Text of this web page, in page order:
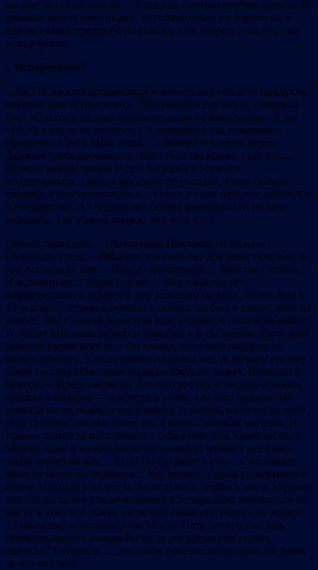
он уже читал по слогам, – и писала, сколько штучек купить. И
ребенок шел за покупками. Но обязательно он приносил в
одном кульке продукты по списку, а во втором – то, что уже
испорченное.
– Испорченное?
– Да. Он просил продавщицу взвесить ему еще и те продукты,
которые уже испортились. Продавщица его знала, говорила
ему: «Олесику, це вже зіпсоване, воно на викидання». А он:
«Ні-ні, я вас дуже прошу», – и пальчиком так показывал,
привычка у него была такая, – «Зважуйте і гроші беріть.
Державі треба допомагати. Ще хтось так візьме, і ще хтось –
державі менше шкоди буде». Бабушка в этом его
поддерживала – мол, в магазине не угадали, взяли больше
овощей, а они испортились… Олесь в свои пять лет заботился
о государстве. А государство сейчас фамилию его не хочет
называть. Так у меня вопрос: кто есть кто?
Сейчас такие дни… (Валентина Павловна не может
сдержать слезы – Ред.) Все эти пять лет для меня тяжелые, но
эти последние дни… Перед годовщиной… Мне так сложно…
Я вспоминаю… Один случай… Как я приехала с
командировки и привезла ему кожаный пиджак. Олесь был в
10-м классе. Утром я пришла с поезда, он был в школе, муж на
работе. Мы с мамой повесили этот пиджак, я пошла на работу.
А потом мне мама звонит и говорит: «А ты знаешь, Валя, наш
ребенок умнее всех нас. Он сказал, что такой подарок не
может принять. У отца такого пиджака нет. А почему это ему
такой пиджак? Он такой подарок взять не может. Померил и
повесил». Представляете? Его потом отец уговорил принять
пиджак в подарок – за успехи в учебе. Он взял пиджак. Но
никогда он не надевал его в школу. А потом, когда он на него
стал тесноват, он сам отнес его в комиссионный магазин. И
принес домой за него деньги – отдал нам. Вот какой он был.
Может, даже и нужно было так природе, чтобы у него был
такой короткий век… Если бы сохранить его… Счастливее
меня не было бы человека… Но, видите, судьба складывается
иначе. Никогда я не могла бы подумать, чтобы у нас в Украине
вот так ни за что убили человека и теперь даже признаться не
могут в том, что убили ни за что! Даже признаться не хотят!
13 июля ему исполнился бы 51 год. Пять лет его уже нет,
представляете? Сколько бы он за это время еще сказал,
написал? Отобрали… Это такое тяжелое испытание, не знаю,
за что оно мне…